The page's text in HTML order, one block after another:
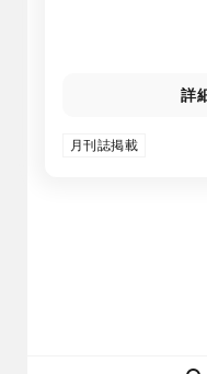
詳
月刊誌掲載